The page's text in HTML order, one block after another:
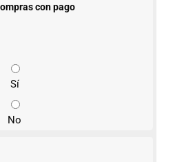
con pago
Sí
No